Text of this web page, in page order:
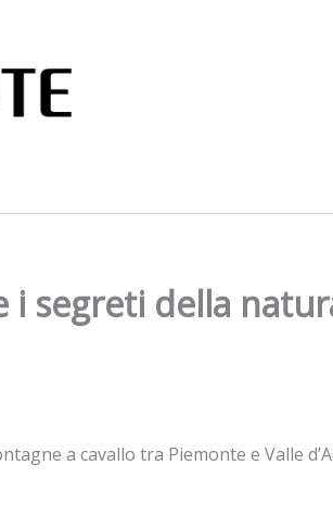
i segreti della
a cavallo tra Piemonte e Valle